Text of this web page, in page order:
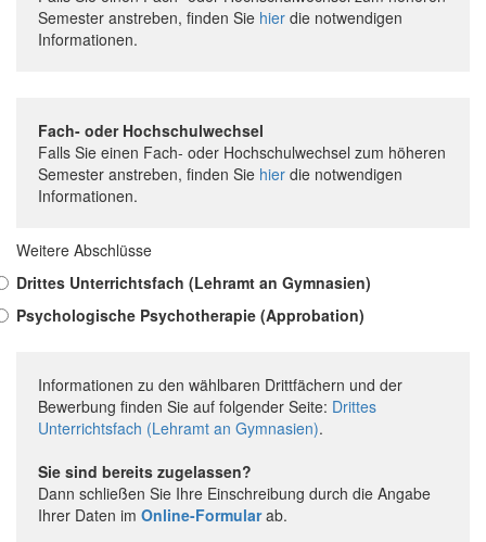
Semester anstreben, finden Sie hier die notwendigen
Informationen.
Fach- oder Hochschulwechsel
Falls Sie einen Fach- oder Hochschulwechsel zum höheren
Semester anstreben, finden Sie hier die notwendigen
Informationen.
Weitere Abschlüsse
Drittes Unterrichtsfach (Lehramt an Gymnasien)
Psychologische Psychotherapie (Approbation)
Informationen zu den wählbaren Drittfächern und der
Bewerbung finden Sie auf folgender Seite: Drittes
Unterrichtsfach (Lehramt an Gymnasien).
Sie sind bereits zugelassen?
Dann schließen Sie Ihre Einschreibung durch die Angabe
Ihrer Daten im Online-Formularab.